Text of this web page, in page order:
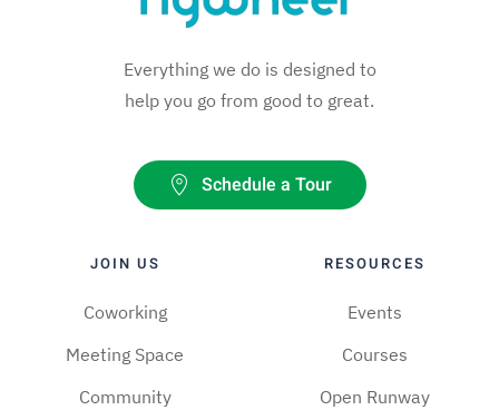
Everything we do is designed to
help you go from good to great.
Schedule a Tour
JOIN US
Coworking
Meeting Space
Community
RESOURCES
Events
Courses
Open Runway